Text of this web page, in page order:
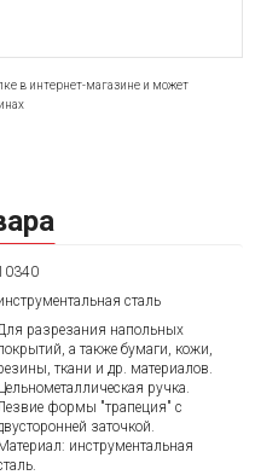
в интернет-магазине и может
сталь
разрезания напольных
а также бумаги, кожи,
ткани и др. материалов.
ручка.
формы "трапеция" с
заточкой.
инструментальная